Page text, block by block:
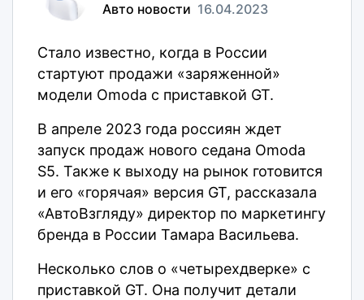
Авто новости 16.04.2023
Стало известно, когда в России
стартуют продажи «заряженной»
модели Omoda с приставкой GT.
В апреле 2023 года россиян ждет
запуск продаж нового седана Omoda
S5. Также к выходу на рынок готовится
и его «горячая» версия GT, рассказала
«АвтоВзгляду» директор по маркетингу
бренда в России Тамара Васильева.
Несколько слов о «четырехдверке» с
приставкой GT. Она получит детали